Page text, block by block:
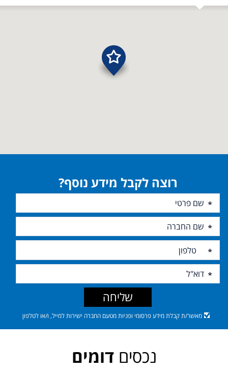
רוצה לקבל מידע נוסף?
מאשר/ת קבלת מידע פרסומי ופניות מטעם החברה ישירות למייל, ו/או לטלפון
שליחה
נכסיםדומים